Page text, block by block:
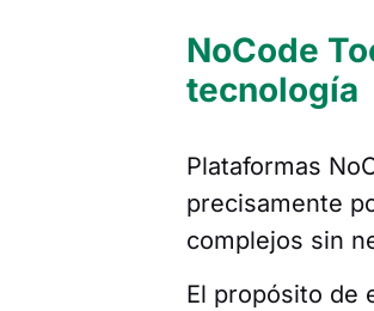
NoCode
tecnología
Plataformas
precisamente
complejos sin
El propósito de